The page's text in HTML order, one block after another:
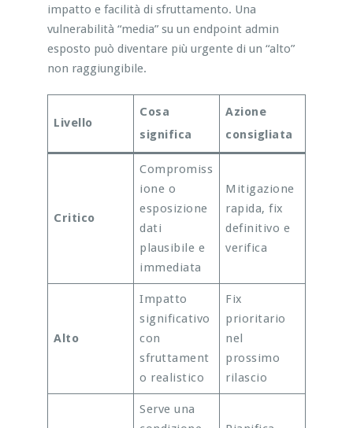
impatto e facilità di sfruttamento. Una
vulnerabilità “media” su un endpoint admin
esposto può diventare più urgente di un “alto”
non raggiungibile.
Livello
Cosa
significa
Azione
consigliata
Critico
Compromiss
ione o
esposizione
dati
plausibile e
immediata
Mitigazione
rapida, fix
definitivo e
verifica
Alto
Impatto
significativo
con
sfruttament
o realistico
Fix
prioritario
nel
prossimo
rilascio
Serve una